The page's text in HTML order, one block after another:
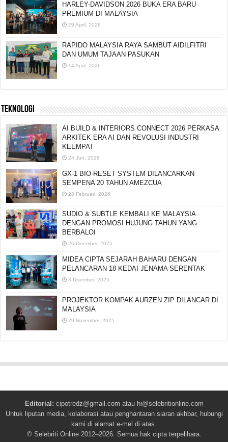
HARLEY-DAVIDSON 2026 BUKA ERA BARU
PREMIUM DI MALAYSIA
29 April, 2026
RAPIDO MALAYSIA RAYA SAMBUT AIDILFITRI
DAN UMUM TAJAAN PASUKAN
14 April, 2026
TEKNOLOGI
AI BUILD & INTERIORS CONNECT 2026 PERKASA
ARKITEK ERA AI DAN REVOLUSI INDUSTRI
KEEMPAT
24 Jun, 2026
GX-1 BIO-RESET SYSTEM DILANCARKAN
SEMPENA 20 TAHUN AMEZCUA
28 Februari, 2026
SUDIO & SUBTLE KEMBALI KE MALAYSIA
DENGAN PROMOSI HUJUNG TAHUN YANG
BERBALOI
26 Disember, 2025
MIDEA CIPTA SEJARAH BAHARU DENGAN
PELANCARAN 18 KEDAI JENAMA SERENTAK
3 Disember, 2025
PROJEKTOR KOMPAK AURZEN ZIP DILANCAR DI
MALAYSIA
29 November, 2025
Editorial: cipotredz@gmail.com atau hi@selebritionline.com
Untuk liputan media, kolaborasi atau penghantaran siaran akhbar, hubungi
kami di alamat e-mel di atas.
© Selebriti Online 2012–2026. Semua hak cipta terpelihara.